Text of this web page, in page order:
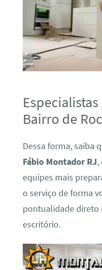
Bairro de
Dessa forma, saiba
Fábio Montador RJ,
equipes mais
o serviço de forma
pontualidade direto
escritório.